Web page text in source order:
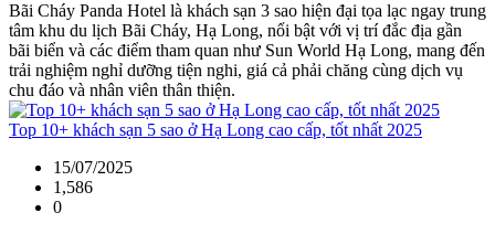
Bãi Cháy Panda Hotel là khách sạn 3 sao hiện đại tọa lạc ngay trung
tâm khu du lịch Bãi Cháy, Hạ Long, nổi bật với vị trí đắc địa gần
bãi biển và các điểm tham quan như Sun World Hạ Long, mang đến
trải nghiệm nghỉ dưỡng tiện nghi, giá cả phải chăng cùng dịch vụ
chu đáo và nhân viên thân thiện.
Top 10+ khách sạn 5 sao ở Hạ Long cao cấp, tốt nhất 2025
15/07/2025
1,586
0